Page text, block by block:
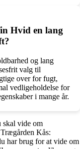
Hvid en lang
og lang
valg til
over for fugt,
vedligeholdelse for
i mange år.
skal vide om
Kås:
har brug for at vide om